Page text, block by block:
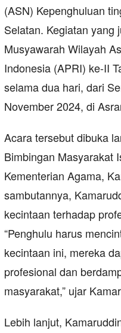
(ASN) Kepenghuluan
Selatan. Kegiatan yang
Musyawarah Wilayah
Indonesia (APRI) ke-II
selama dua hari, dari
November 2024, di
Acara tersebut dibuka
Bimbingan Masyarakat
Kementerian Agama,
sambutannya,
kecintaan terhadap
“Penghulu harus
kecintaan ini, mereka
profesional dan
masyarakat,” ujar
Lebih lanjut,